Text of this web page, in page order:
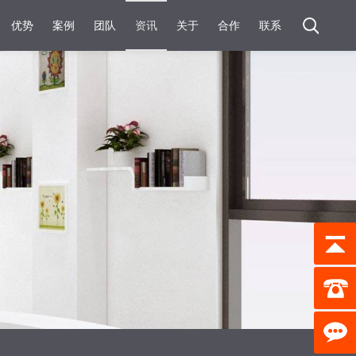
优势 案例 团队 资讯 关于 合作 联系